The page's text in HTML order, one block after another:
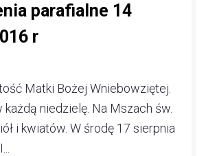
parafialne 14
r
Matki Bożej Wniebowziętej.
każdą niedzielę. Na Mszach św.
i kwiatów. W środę 17 sierpnia